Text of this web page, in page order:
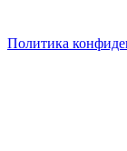
Политика